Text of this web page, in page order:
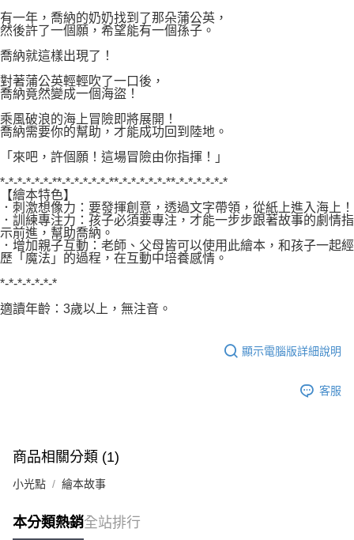
有一年，喬納的奶奶找到了那朵蒲公英，
然後許了一個願，希望能有一個孫子。
喬納就這樣出現了！
對著蒲公英輕輕吹了一口後，
喬納竟然變成一個海盜！
乘風破浪的海上冒險即將展開！
喬納需要你的幫助，才能成功回到陸地。
「來吧，許個願！這場冒險由你指揮！」
*-*-*-*-*-*-**-*-*-*-*-*-**-*-*-*-*-*-**-*-*-*-*-*-*
【繪本特色】
．刺激想像力：要發揮創意，透過文字帶領，從紙上進入海上！
．訓練專注力：孩子必須要專注，才能一步步跟著故事的劇情指
示前進，幫助喬納。
．增加親子互動：老師、父母皆可以使用此繪本，和孩子一起經
歷「魔法」的過程，在互動中培養感情。
*-*-*-*-*-*-*
適讀年齡：3歲以上，無注音。
顯示電腦版詳細說明
客服
商品相關分類 (1)
小光點 繪本故事
本分類熱銷全站排行